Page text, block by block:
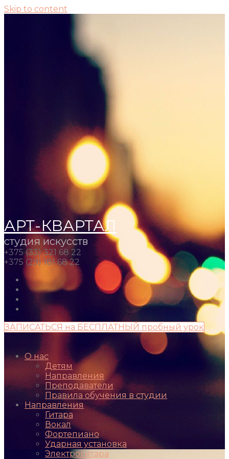
Skip to content
АРТ-КВАРТАЛ
студия искусств
+375 (33) 321 68 22
+375 (29) 181 68 22
ЗАПИСАТЬСЯ на БЕСПЛАТНЫЙ пробный урок
О нас
Детям
Направления
Преподаватели
Правила обучения в студии
Направления
Гитара
Вокал
Фортепиано
Ударная установка
Электрогитара